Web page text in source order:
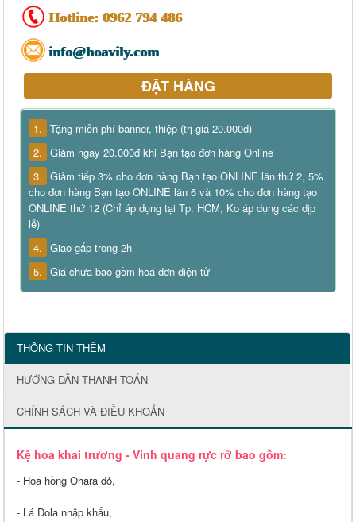
Hotline: 0962 794 486
info@hoavily.com
ĐẶT HÀNG
1. Tặng miễn phí banner, thiệp (trị giá 20.000đ)
2. Giảm ngay 20.000đ khi Bạn tạo đơn hàng Online
3. Giảm tiếp 3% cho đơn hàng Bạn tạo ONLINE lần thứ 2, 5%
cho đơn hàng Bạn tạo ONLINE lần 6 và 10% cho đơn hàng tạo
ONLINE thứ 12 (Chỉ áp dụng tại Tp. HCM, Ko áp dụng các dịp
lễ)
4. Giao gấp trong 2h
5. Giá chưa bao gồm hoá đơn điện tử
THÔNG TIN THÊM
HƯỚNG DẪN THANH TOÁN
CHÍNH SÁCH VÀ ĐIỀU KHOẢN
Kệ hoa khai trương - Vinh quang rực rỡ bao gồm:
- Hoa hồng Ohara đỏ,
- Lá Dola nhập khẩu,